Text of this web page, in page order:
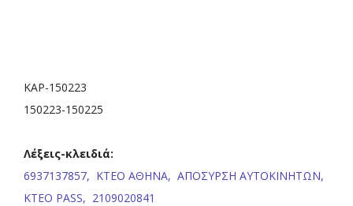
ΚΑΡ-150223
150223-150225
Λέξεις-κλειδιά:
6937137857, ΚΤΕΟ ΑΘΗΝΑ, ΑΠΟΣΥΡΣΗ ΑΥΤΟΚΙΝΗΤΩΝ,
ΚΤΕΟ PASS, 2109020841